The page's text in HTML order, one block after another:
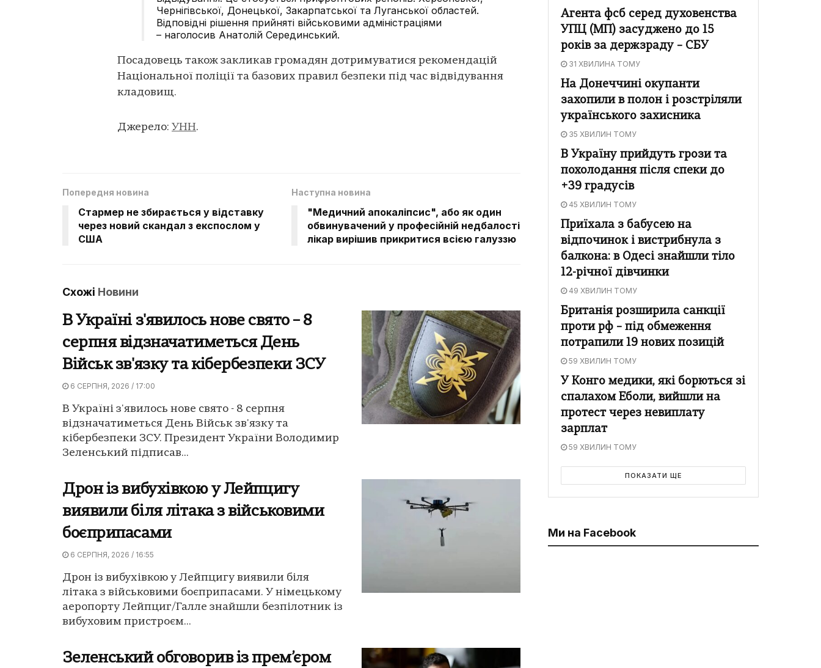
Чернігівської, Донецької, Закарпатської та Луганської областей.
Відповідні рішення прийняті військовими адміністраціями
– наголосив Анатолій Серединський.
Посадовець також закликав громадян дотримуватися рекомендацій
Національної поліції та базових правил безпеки під час відвідування
кладовищ.
Джерело: УНН.
Попередня новина
Стармер не збирається у відставку
через новий скандал з експослом у
США
Наступна новина
"Медичний апокаліпсис", або як один
обвинувачений у професійній недбалості
лікар вирішив прикритися всією галуззю
Схожі Новини
В Україні з'явилось нове свято – 8
серпня відзначатиметься День
Військ зв'язку та кібербезпеки ЗСУ
6 СЕРПНЯ, 2026 / 17:00
В Україні з'явилось нове свято - 8 серпня
відзначатиметься День Військ зв'язку та
кібербезпеки ЗСУ. Президент України Володимир
Зеленський підписав...
Дрон із вибухівкою у Лейпцигу
виявили біля літака з військовими
боєприпасами
6 СЕРПНЯ, 2026 / 16:55
Дрон із вибухівкою у Лейпцигу виявили біля
літака з військовими боєприпасами. У німецькому
аеропорту Лейпциг/Галле знайшли безпілотник із
вибуховим пристроєм...
Зеленський обговорив із прем’єром
Агента фсб серед духовенства
УПЦ (МП) засуджено до 15
років за держзраду – СБУ
31 ХВИЛИНА ТОМУ
На Донеччині окупанти
захопили в полон і розстріляли
українського захисника
35 ХВИЛИН ТОМУ
В Україну прийдуть грози та
похолодання після спеки до
+39 градусів
45 ХВИЛИН ТОМУ
Приїхала з бабусею на
відпочинок і вистрибнула з
балкона: в Одесі знайшли тіло
12-річної дівчинки
49 ХВИЛИН ТОМУ
Британія розширила санкції
проти рф – під обмеження
потрапили 19 нових позицій
59 ХВИЛИН ТОМУ
У Конго медики, які борються зі
спалахом Еболи, вийшли на
протест через невиплату
зарплат
59 ХВИЛИН ТОМУ
ПОКАЗАТИ ЩЕ
Ми на Facebook